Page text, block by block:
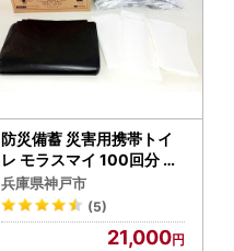
防災備蓄 災害用携帯トイ
レ モラスマイ 100回分 特
別セット 防災用品
兵庫県神戸市
(5)
21,000